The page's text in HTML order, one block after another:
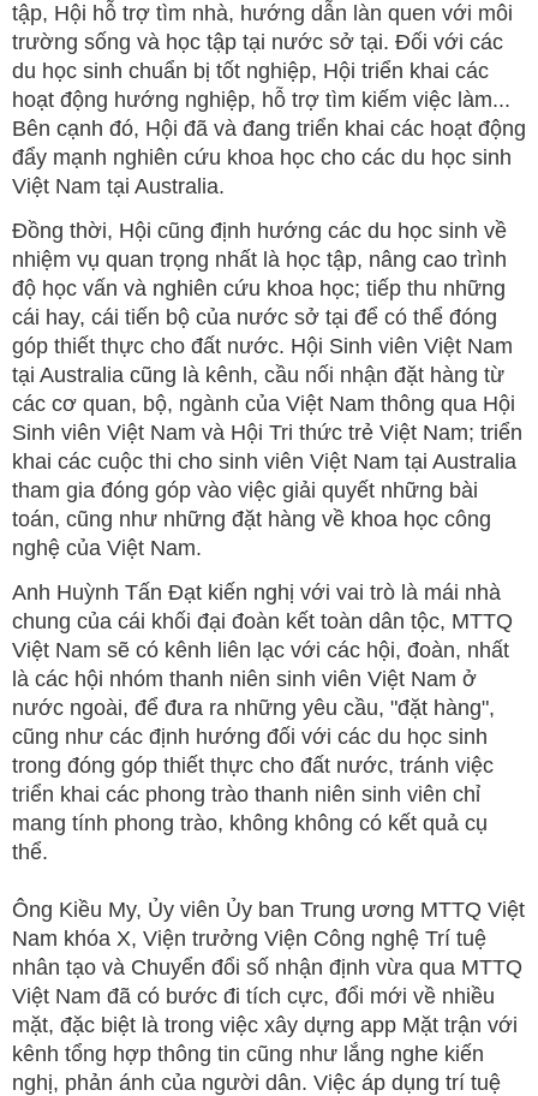
tập, Hội hỗ trợ tìm nhà, hướng dẫn làn quen với môi
trường sống và học tập tại nước sở tại. Đối với các
du học sinh chuẩn bị tốt nghiệp, Hội triển khai các
hoạt động hướng nghiệp, hỗ trợ tìm kiếm việc làm...
Bên cạnh đó, Hội đã và đang triển khai các hoạt động
đẩy mạnh nghiên cứu khoa học cho các du học sinh
Việt Nam tại Australia.
Đồng thời, Hội cũng định hướng các du học sinh về
nhiệm vụ quan trọng nhất là học tập, nâng cao trình
độ học vấn và nghiên cứu khoa học; tiếp thu những
cái hay, cái tiến bộ của nước sở tại để có thể đóng
góp thiết thực cho đất nước. Hội Sinh viên Việt Nam
tại Australia cũng là kênh, cầu nối nhận đặt hàng từ
các cơ quan, bộ, ngành của Việt Nam thông qua Hội
Sinh viên Việt Nam và Hội Tri thức trẻ Việt Nam; triển
khai các cuộc thi cho sinh viên Việt Nam tại Australia
tham gia đóng góp vào việc giải quyết những bài
toán, cũng như những đặt hàng về khoa học công
nghệ của Việt Nam.
Anh Huỳnh Tấn Đạt kiến nghị với vai trò là mái nhà
chung của cái khối đại đoàn kết toàn dân tộc, MTTQ
Việt Nam sẽ có kênh liên lạc với các hội, đoàn, nhất
là các hội nhóm thanh niên sinh viên Việt Nam ở
nước ngoài, để đưa ra những yêu cầu, "đặt hàng",
cũng như các định hướng đối với các du học sinh
trong đóng góp thiết thực cho đất nước, tránh việc
triển khai các phong trào thanh niên sinh viên chỉ
mang tính phong trào, không không có kết quả cụ
thể.
Ông Kiều My, Ủy viên Ủy ban Trung ương MTTQ Việt
Nam khóa X, Viện trưởng Viện Công nghệ Trí tuệ
nhân tạo và Chuyển đổi số nhận định vừa qua MTTQ
Việt Nam đã có bước đi tích cực, đổi mới về nhiều
mặt, đặc biệt là trong việc xây dựng app Mặt trận với
kênh tổng hợp thông tin cũng như lắng nghe kiến
nghị, phản ánh của người dân. Việc áp dụng trí tuệ